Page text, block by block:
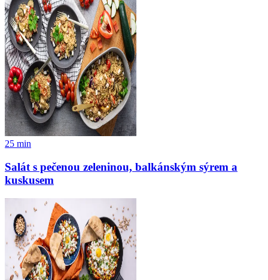
25 min
Salát s pečenou zeleninou, balkánským sýrem a
kuskusem